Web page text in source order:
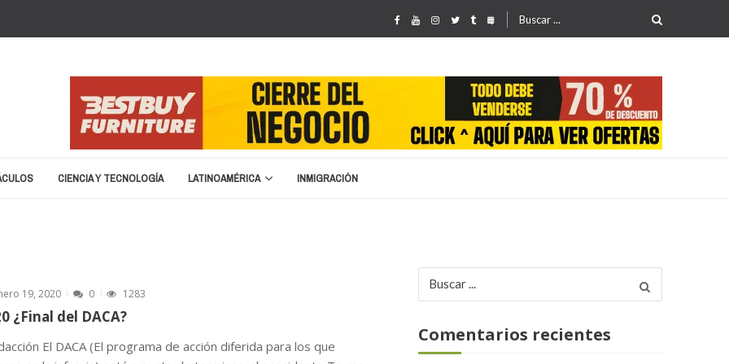
Buscar
CIENCIA Y TECNOLOGÍA LATINOAMÉRICA INMIGRACIÓN
migratoria: “No vamos a devolver a un terrorist...
19, 2020 0 1283
¿Final del DACA?
El DACA (El programa de acción diferida para los que
por:
Comentarios recientes